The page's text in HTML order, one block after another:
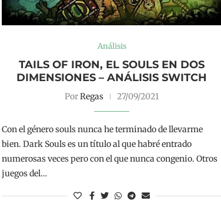
Análisis
TAILS OF IRON, EL SOULS EN DOS
DIMENSIONES – ANÁLISIS SWITCH
PorRegas 27/09/2021
Con el género souls nunca he terminado de llevarme
bien. Dark Souls es un título al que habré entrado
numerosas veces pero con el que nunca congenio. Otros
juegos del…